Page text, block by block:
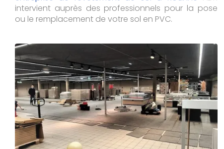
intervient auprès des professionnels pour la pose
ou le remplacement de votre sol en PVC.